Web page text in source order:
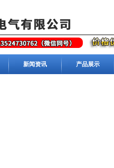
新闻资讯 产品展示